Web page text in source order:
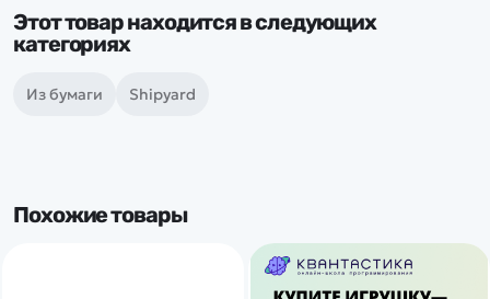
Этот товар находится в следующих
категориях
Из бумаги Shipyard
Похожие товары